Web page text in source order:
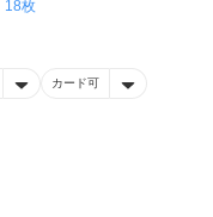
18枚
カード可